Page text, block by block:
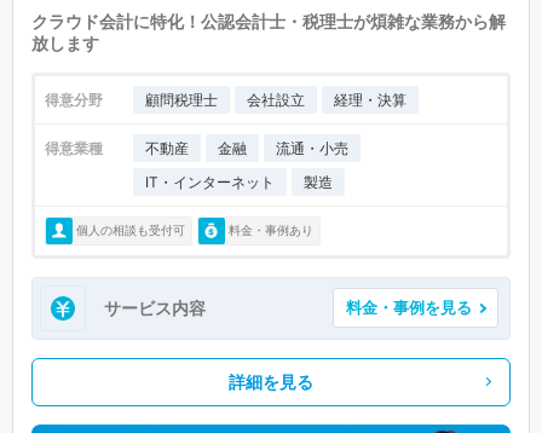
クラウド会計に特化！公認会計士・税理士が煩雑な業務から解
放します
得意分野 顧問税理士 会社設立 経理・決算
得意業種 不動産 金融
流通・小売
IT・インターネット
製造
個人の相談も受付可 料金・事例あり
サービス内容 料金・事例を見る
詳細を見る